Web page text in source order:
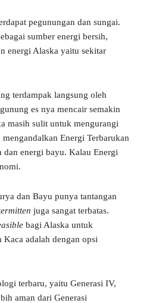
pegunungan dan sungai.
sumber energi bersih,
energi Alaska yaitu sekitar
terdampak langsung oleh
es nya mencair semakin
masih sulit untuk mengurangi
Energi Terbarukan
dan energi bayu. Kalau Energi
dan Bayu punya tantangan
juga sangat terbatas.
bagi Alaska untuk
adalah dengan opsi
terbaru, yaitu Generasi IV,
aman dari Generasi